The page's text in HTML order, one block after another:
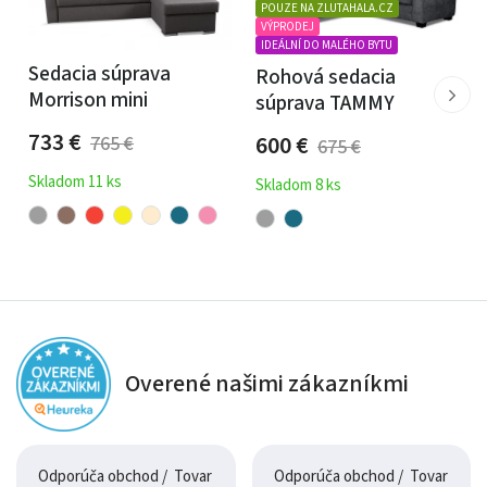
polohovacie podhlavníky
veľkorysý rozmer lôžka 215x128 cm
Sedacia súprava
Morrison mini
733€ 765€
Skladom 11 ks
IDEÁLNÍ DO MALÉHO BYTU
VÝPRODEJ
POUZE NA ZLUTAHALA.CZ
Rohová sedacia
súprava TAMMY
600€ 675€
Skladom 8 ks
Overené našimi zákazníkmi
Odporúča obchod / Tovar
Odporúča obchod / Tovar